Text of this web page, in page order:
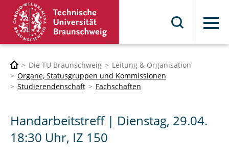
Menü
Die TU Braunschweig
Leitung & Organisation
Organe, Statusgruppen und Kommissionen
Studierendenschaft
Fachschaften
Handarbeitstreff | Dienstag, 29.04.
18:30 Uhr, IZ 150